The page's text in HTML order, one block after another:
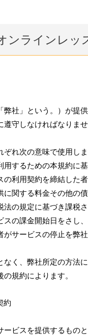
ラインレッ
社」という。）が提
守しなければなりませ
れ次の意味で使用しま
用するための本規約に
の利用契約を締結した者
に関する料金その他の
法の規定に基づき課税
スの課金開始日をさし
がサービスの停止を弊
く、弊社所定の方法
規約によります。
約
ビスを提供するものと